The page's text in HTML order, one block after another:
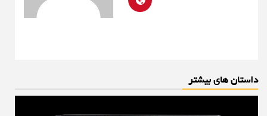
داستان های بیشتر